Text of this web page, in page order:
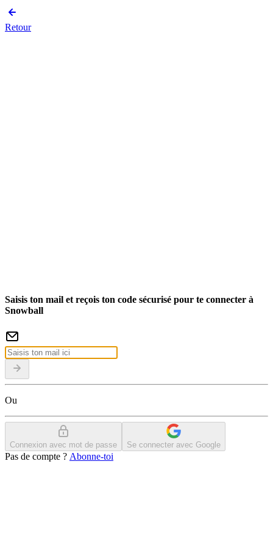
Retour
Saisis ton mail et reçois ton code sécurisé pour te connecter à
Snowball
Ou
Connexion avec mot de passe Se connecter avec Google
Pas de compte ? Abonne-toi